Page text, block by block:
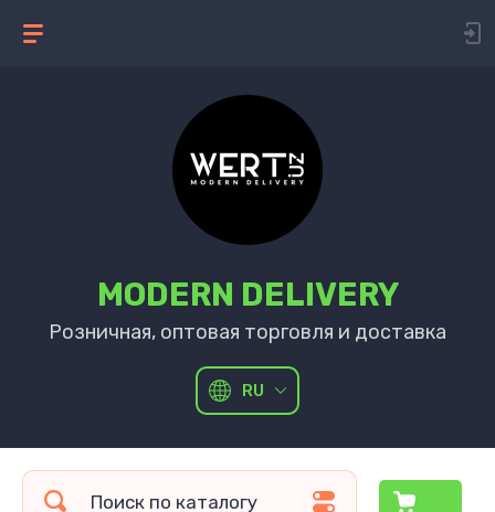
MODERN DELIVERY
Розничная, оптовая торговля и доставка
RU